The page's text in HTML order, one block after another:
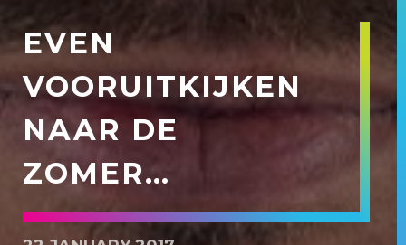
EVEN
VOORUITKIJKEN
NAAR DE
ZOMER…